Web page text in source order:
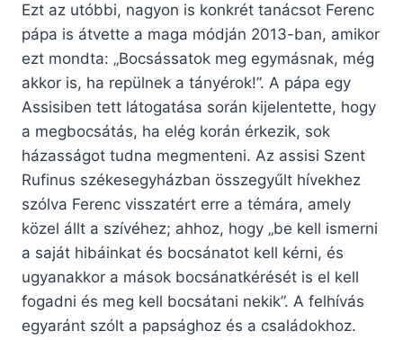
Ezt az utóbbi, nagyon is konkrét tanácsot Ferenc
pápa is átvette a maga módján 2013-ban, amikor
ezt mondta: „Bocsássatok meg egymásnak, még
akkor is, ha repülnek a tányérok!”. A pápa egy
Assisiben tett látogatása során kijelentette, hogy
a megbocsátás, ha elég korán érkezik, sok
házasságot tudna megmenteni. Az assisi Szent
Rufinus székesegyházban összegyűlt hívekhez
szólva Ferenc visszatért erre a témára, amely
közel állt a szívéhez; ahhoz, hogy „be kell ismerni
a saját hibáinkat és bocsánatot kell kérni, és
ugyanakkor a mások bocsánatkérését is el kell
fogadni és meg kell bocsátani nekik”. A felhívás
egyaránt szólt a papsághoz és a családokhoz.